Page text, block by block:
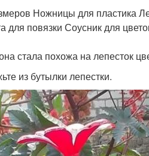
Ножницы для пластика
повязки Соусник для
стала похожа на лепесток
из бутылки лепестки.